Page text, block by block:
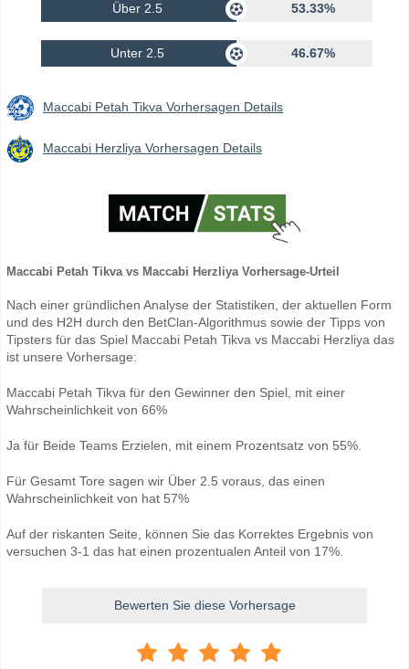
Über 2.5 53.33%
Unter 2.5 46.67%
Maccabi Petah Tikva Vorhersagen Details
Maccabi Herzliya Vorhersagen Details
Maccabi Petah Tikva vs Maccabi Herzliya Vorhersage-Urteil
Nach einer gründlichen Analyse der Statistiken, der aktuellen Form
und des H2H durch den BetClan-Algorithmus sowie der Tipps von
Tipsters für das Spiel Maccabi Petah Tikva vs Maccabi Herzliya das
ist unsere Vorhersage:
Maccabi Petah Tikva für den Gewinner den Spiel, mit einer
Wahrscheinlichkeit von 66%
Ja für Beide Teams Erzielen, mit einem Prozentsatz von 55%.
Für Gesamt Tore sagen wir Über 2.5 voraus, das einen
Wahrscheinlichkeit von hat 57%
Auf der riskanten Seite, können Sie das Korrektes Ergebnis von
versuchen 3-1 das hat einen prozentualen Anteil von 17%.
Bewerten Sie diese Vorhersage